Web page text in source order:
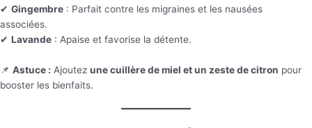
✔ Gingembre : Parfait contre les migraines et les nausées
associées.
✔ Lavande : Apaise et favorise la détente.
📌 Astuce : Ajoutez une cuillère de miel et un zeste de citron pour
booster les bienfaits.